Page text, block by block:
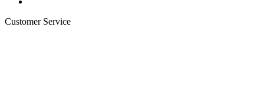
Customer Service